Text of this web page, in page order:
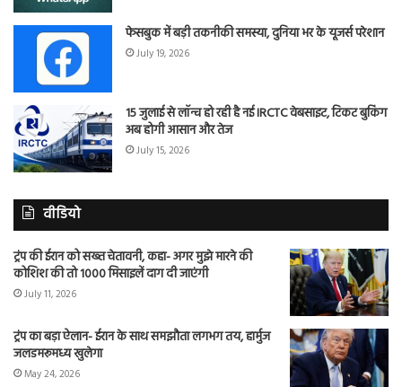
फेसबुक में बड़ी तकनीकी समस्या, दुनिया भर के यूजर्स परेशान
July 19, 2026
15 जुलाई से लॉन्च हो रही है नई IRCTC वेबसाइट, टिकट बुकिंग
अब होगी आसान और तेज
July 15, 2026
वीडियो
ट्रंप की ईरान को सख्त चेतावनी, कहा- अगर मुझे मारने की
कोशिश की तो 1000 मिसाइलें दाग दी जाएंगी
July 11, 2026
ट्रंप का बड़ा ऐलान- ईरान के साथ समझौता लगभग तय, हार्मुज
जलडमरूमध्य खुलेगा
May 24, 2026